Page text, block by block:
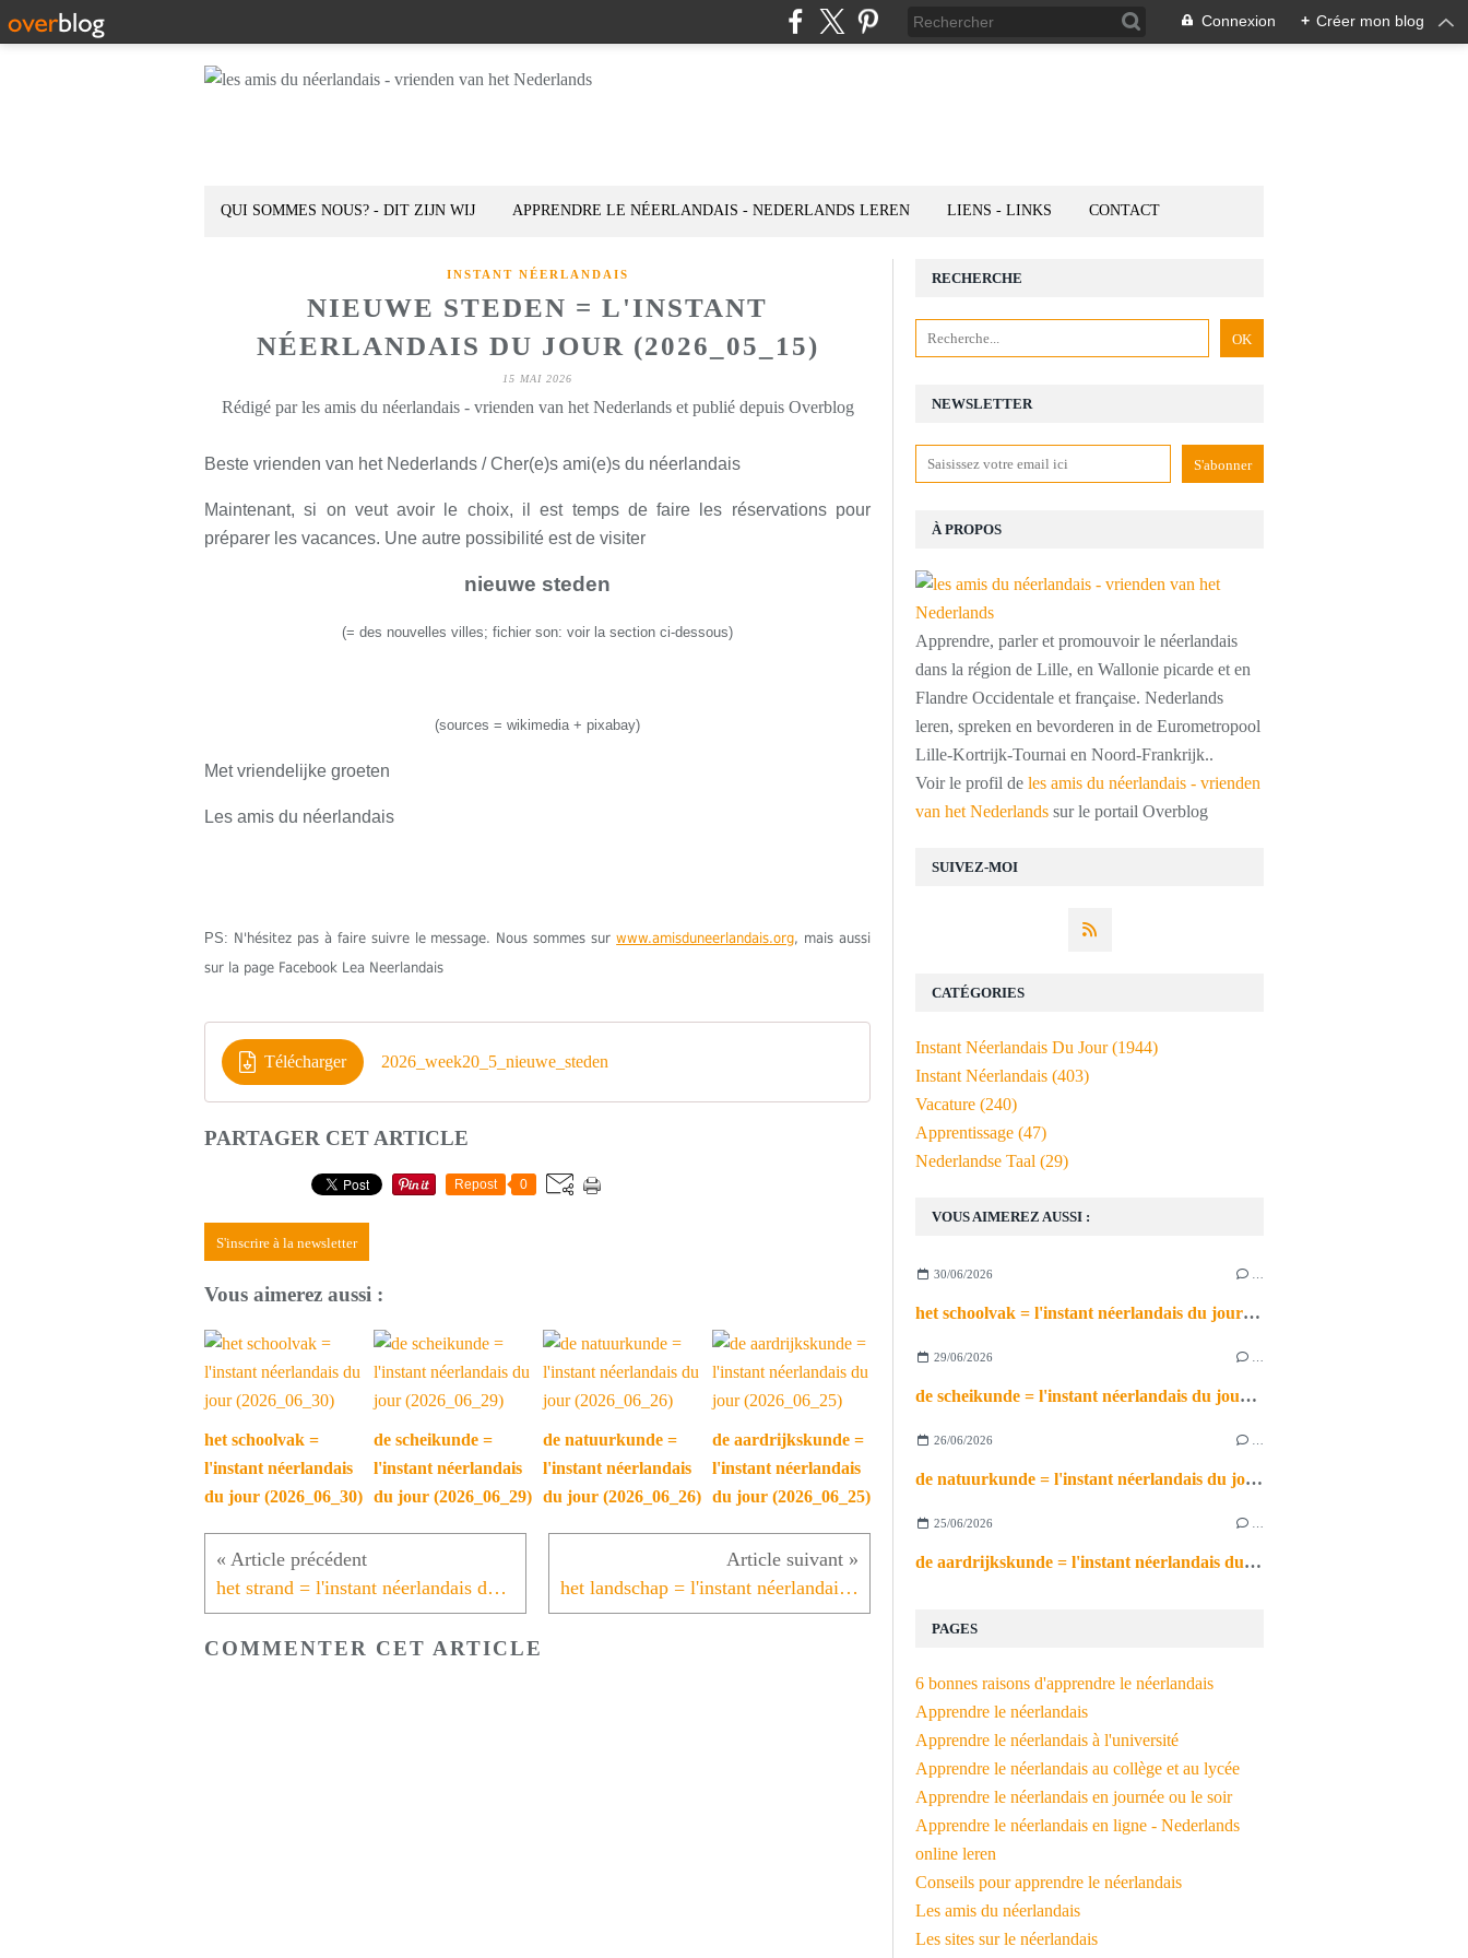
Connexion + Créer mon blog
QUI SOMMES NOUS? - DIT ZIJN WIJ APPRENDRE LE NÉERLANDAIS - NEDERLANDS LEREN LIENS - LINKS CONTACT
INSTANT NÉERLANDAIS
NIEUWE STEDEN = L'INSTANT
NÉERLANDAIS DU JOUR (2026_05_15)
15 MAI 2026
Rédigé par les amis du néerlandais - vrienden van het Nederlands et publié depuis Overblog
Beste vrienden van het Nederlands / Cher(e)s ami(e)s du néerlandais
Maintenant, si on veut avoir le choix, il est temps de faire les réservations pour
préparer les vacances. Une autre possibilité est de visiter
nieuwe steden
(= des nouvelles villes; fichier son: voir la section ci-dessous)
(sources = wikimedia + pixabay)
Met vriendelijke groeten
Les amis du néerlandais
PS: N'hésitez pas à faire suivre le message. Nous sommes surwww.amisduneerlandais.org, mais aussi
sur la page Facebook Lea Neerlandais
Télécharger 2026_week20_5_nieuwe_steden
PARTAGER CET ARTICLE
Repost 0
S'inscrire à la newsletter
Vous aimerez aussi :
het schoolvak =
l'instant néerlandais
du jour (2026_06_30)
de scheikunde =
l'instant néerlandais
du jour (2026_06_29)
de natuurkunde =
l'instant néerlandais
du jour (2026_06_26)
de aardrijkskunde =
l'instant néerlandais
du jour (2026_06_25)
het strand = l'instant néerlandais du jour (2026_05_14) het landschap = l'instant néerlandais du jour (2026_05_17)
COMMENTER CET ARTICLE
NEWSLETTER
SUIVEZ-MOI
RECHERCHE
À PROPOS
Apprendre, parler et promouvoir le néerlandais
dans la région de Lille, en Wallonie picarde et en
Flandre Occidentale et française. Nederlands
leren, spreken en bevorderen in de Eurometropool
Lille-Kortrijk-Tournai en Noord-Frankrijk..
Voir le profil de les amis du néerlandais - vrienden
van het Nederlands sur le portail Overblog
VOUS AIMEREZ AUSSI :
30/06/2026
het schoolvak = l'instant néerlandais du jour (2026_06_30)
29/06/2026
de scheikunde = l'instant néerlandais du jour (2026_06_29)
26/06/2026
de natuurkunde = l'instant néerlandais du jour (2026_06_26)
25/06/2026
de aardrijkskunde = l'instant néerlandais du jour (2026_06_25)
PAGES
6 bonnes raisons d'apprendre le néerlandais
Apprendre le néerlandais
Apprendre le néerlandais à l'université
Apprendre le néerlandais au collège et au lycée
Apprendre le néerlandais en journée ou le soir
Apprendre le néerlandais en ligne - Nederlands
online leren
Conseils pour apprendre le néerlandais
Les amis du néerlandais
Les sites sur le néerlandais
CATÉGORIES
Instant Néerlandais Du Jour(1944)
Instant Néerlandais (403)
Vacature (240)
Apprentissage (47)
Nederlandse Taal (29)